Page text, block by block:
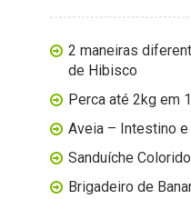
2 maneiras
de Hibisco
Perca até 2kg em
Aveia – Intestino e
Sanduíche
Brigadeiro de